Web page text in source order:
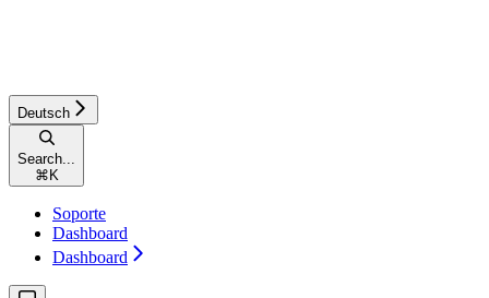
Deutsch
Search...
⌘ K
Soporte
Dashboard
Dashboard